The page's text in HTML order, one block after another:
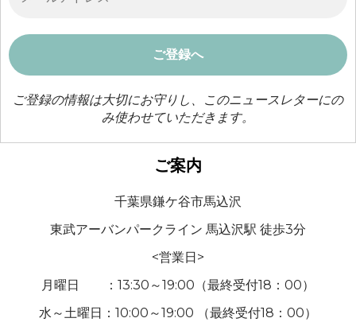
ご登録の情報は大切にお守りし、このニュースレターにの
み使わせていただきます。
ご案内
千葉県鎌ケ谷市馬込沢
東武アーバンパークライン 馬込沢駅 徒歩3分
<営業日>
月曜日 ：13:30～19:00（最終受付18：00）
水～土曜日：10:00～19:00 （最終受付18：00）